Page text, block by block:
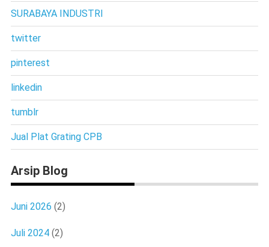
SURABAYA INDUSTRI
twitter
pinterest
linkedin
tumblr
Jual Plat Grating CPB
Arsip Blog
Juni 2026 (2)
Juli 2024(2)